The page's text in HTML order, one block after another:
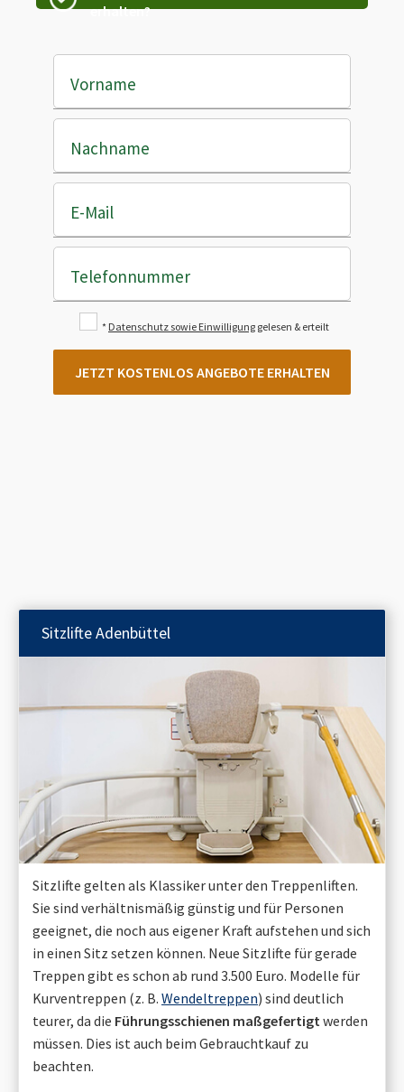
erhalten?
Vorname
Nachname
E-Mail
Telefonnummer
* Datenschutz sowie Einwilligung gelesen & erteilt
JETZT KOSTENLOS ANGEBOTE ERHALTEN
SitzlifteAdenbüttel
Sitzlifte gelten als Klassiker unter den Treppenliften.
Sie sind verhältnismäßig günstig und für Personen
geeignet, die noch aus eigener Kraft aufstehen und sich
in einen Sitz setzen können. Neue Sitzlifte für gerade
Treppen gibt es schon ab rund 3.500 Euro. Modelle für
Kurventreppen (z. B. Wendeltreppen) sind deutlich
teurer, da die Führungsschienen maßgefertigt werden
müssen. Dies ist auch beim Gebrauchtkauf zu
beachten.